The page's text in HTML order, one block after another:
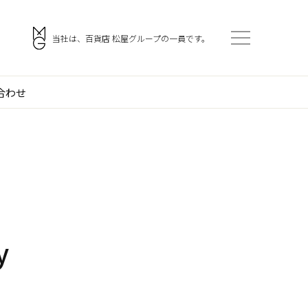
当社は、百貨店 松屋グループの一員です。
わせ